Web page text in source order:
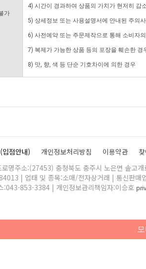
가
4) 시간이 경과하여 상품의 가치가 현저히 감
5) 상세정보 또는 사용설명서에 안내된 주의
6) 사전예약 또는 주문제작으로 통해 소비자
7) 복제가 가능한 상품 등의 포장을 훼손한 경
8) 맛, 향, 색 등 단순 기호차이에 의한 경우
입점안내) 개인정보처리방침 이용약관
명주소:(27453) 충청북도 충주시 노은면 솔고
| 업태 및 종목:소매/전자상거래 | 통신판매
:043-853-3384 | 개인정보관리책임자:이승호